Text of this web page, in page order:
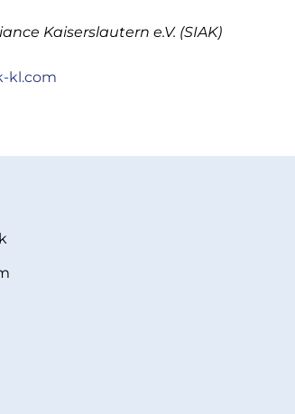
Kaiserslautern e.V. (SIAK)
kl.com